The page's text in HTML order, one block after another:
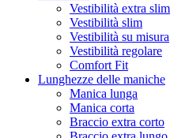
Vestibilità extra slim
Vestibilità slim
Vestibilità su misura
Vestibilità regolare
Comfort Fit
Lunghezze delle maniche
Manica lunga
Manica corta
Braccio extra corto